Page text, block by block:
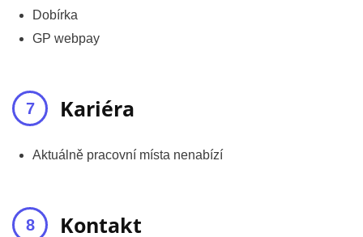
Dobírka
GP webpay
Kariéra
Aktuálně pracovní místa nenabízí
Kontakt